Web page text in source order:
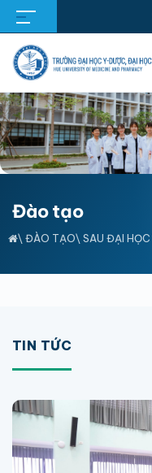
Đào tạo
\ ĐÀO TẠO\ SAU ĐẠI HỌC
TIN TỨC